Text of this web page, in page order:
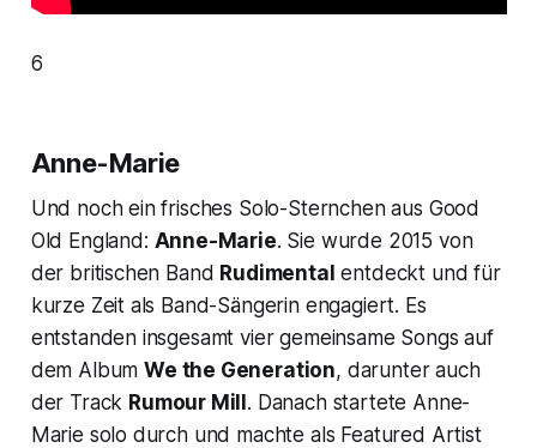
6
Anne-Marie
Und noch ein frisches Solo-Sternchen aus Good
Old England: Anne-Marie. Sie wurde 2015 von
der britischen Band Rudimental entdeckt und für
kurze Zeit als Band-Sängerin engagiert. Es
entstanden insgesamt vier gemeinsame Songs auf
dem AlbumWe the Generation, darunter auch
der Track Rumour Mill. Danach startete Anne-
Marie solo durch und machte als Featured Artist